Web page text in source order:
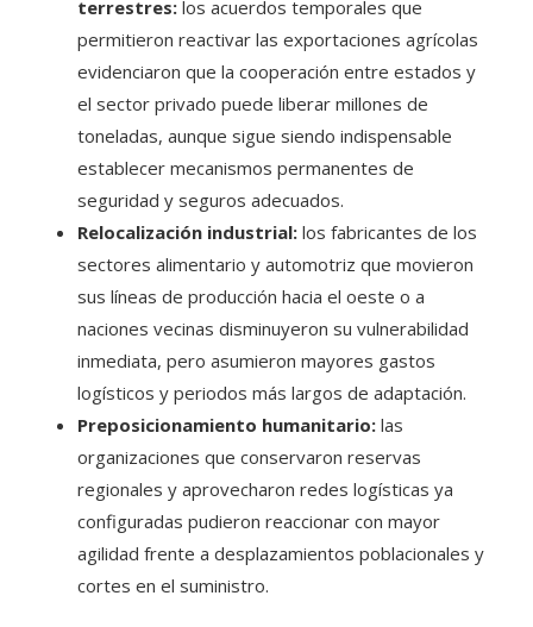
terrestres: los acuerdos temporales que
permitieron reactivar las exportaciones agrícolas
evidenciaron que la cooperación entre estados y
el sector privado puede liberar millones de
toneladas, aunque sigue siendo indispensable
establecer mecanismos permanentes de
seguridad y seguros adecuados.
Relocalización industrial: los fabricantes de los
sectores alimentario y automotriz que movieron
sus líneas de producción hacia el oeste o a
naciones vecinas disminuyeron su vulnerabilidad
inmediata, pero asumieron mayores gastos
logísticos y periodos más largos de adaptación.
Preposicionamiento humanitario: las
organizaciones que conservaron reservas
regionales y aprovecharon redes logísticas ya
configuradas pudieron reaccionar con mayor
agilidad frente a desplazamientos poblacionales y
cortes en el suministro.